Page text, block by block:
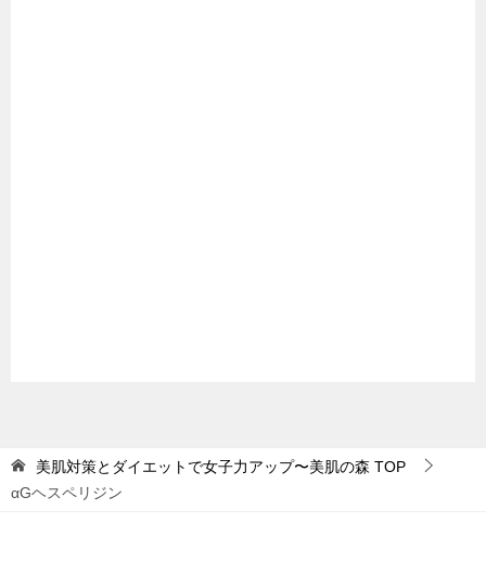
美肌対策とダイエットで女子力アップ〜美肌の森 TOP
αGヘスペリジン